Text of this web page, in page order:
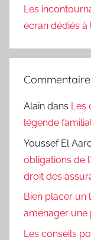
Les
écran dédiés
Alain dans Les
légende
Youssef El
obligations de
droit des
Bien placer un
aménager une
Les conseils